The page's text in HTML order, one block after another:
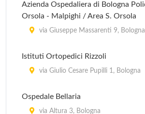
Azienda Ospedaliera di Bologna
Orsola - Malpighi / Area S. Orsola
via Giuseppe Massarenti 9, Bologna
Istituti Ortopedici Rizzoli
via Giulio Cesare Pupilli 1, Bologna
Ospedale Bellaria
via Altura 3, Bologna